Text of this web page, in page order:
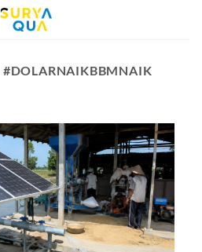
#DOLARNAIKBBMNAIK